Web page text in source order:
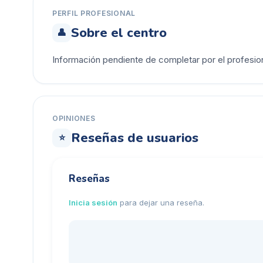
PERFIL PROFESIONAL
👤 Sobre el centro
Información pendiente de completar por el
OPINIONES
⭐ Reseñas de usuarios
Reseñas
Inicia sesión para dejar una reseña.